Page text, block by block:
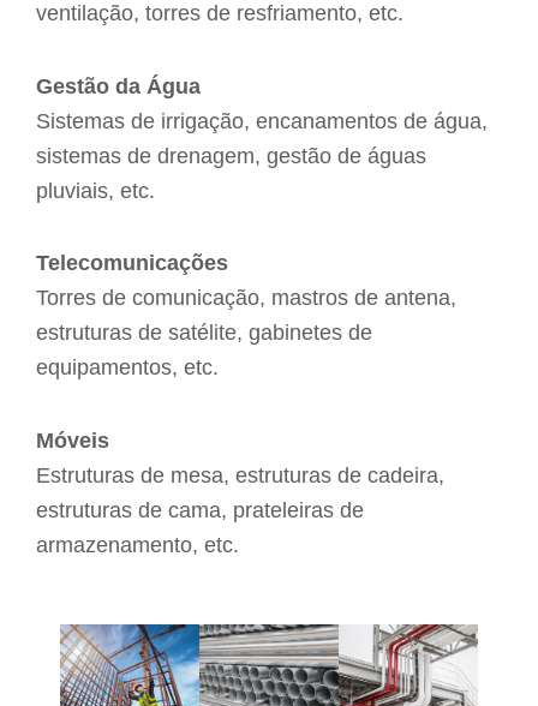
ventilação, torres de resfriamento, etc.
Gestão da Água
Sistemas de irrigação, encanamentos de água,
sistemas de drenagem, gestão de águas
pluviais, etc.
Telecomunicações
Torres de comunicação, mastros de antena,
estruturas de satélite, gabinetes de
equipamentos, etc.
Móveis
Estruturas de mesa, estruturas de cadeira,
estruturas de cama, prateleiras de
armazenamento, etc.